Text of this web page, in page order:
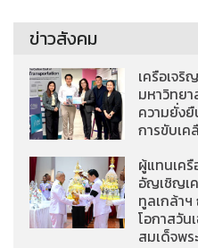
ข่าวสังคม
เครือเจ
มหาวิทย
ความยั่ง
การขับเ
ผู้แทนเค
อัญเชิญเ
ทูลเกล้าฯ
โอกาสวัน
สมเด็จพร